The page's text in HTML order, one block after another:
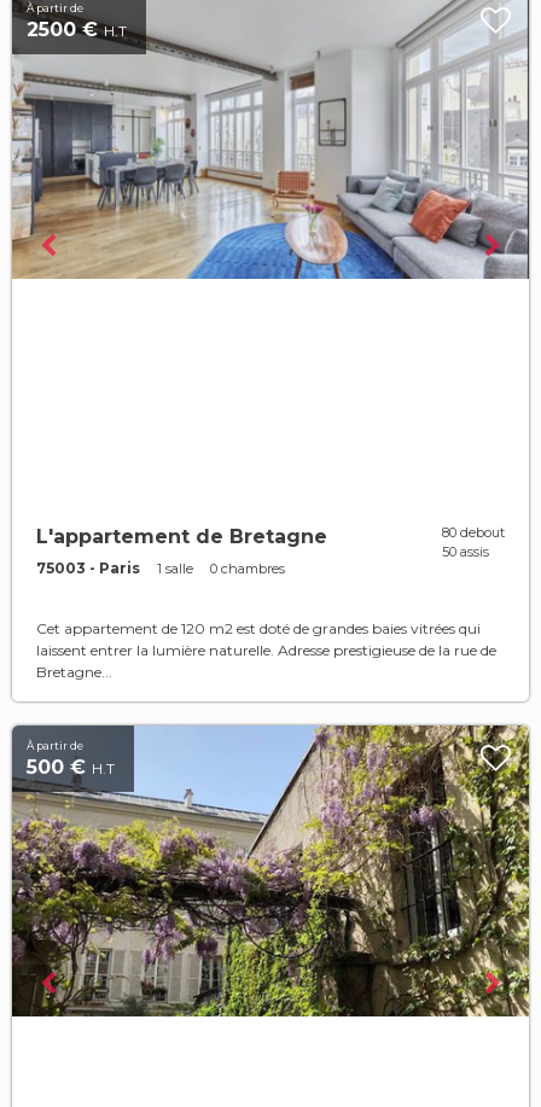
À partir de
2500 €H.T
L'appartement de Bretagne
75003 - Paris 1 salle 0 chambres
80 debout
50 assis
Cet appartement de 120 m2 est doté de grandes baies vitrées qui
laissent entrer la lumière naturelle. Adresse prestigieuse de la rue de
Bretagne...
À partir de
500 € H.T